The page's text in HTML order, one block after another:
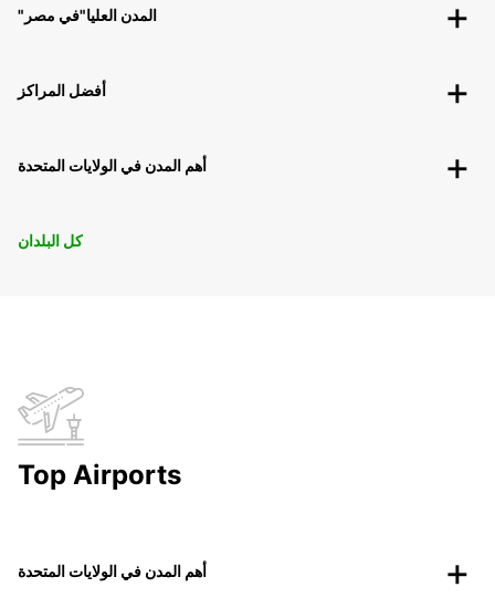
"المدن العليا"في مصر
أفضل المراكز
أهم المدن في الولايات المتحدة
كل البلدان
Top Airports
أهم المدن في الولايات المتحدة